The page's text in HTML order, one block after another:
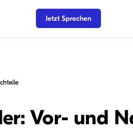
Jetzt Sprechen
Vor- und